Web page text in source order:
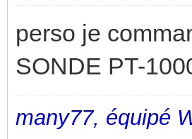
perso je
SONDE PT-
many77, équipé